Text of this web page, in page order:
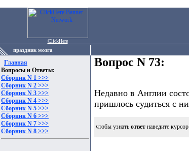
ClickHere
праздник мозга
Главная
Вопросы и Ответы:
Сборник N 1 >>>
Сборник N 2 >>>
Сборник N 3 >>>
Сборник N 4 >>>
Сборник N 5 >>>
Сборник N 6 >>>
Сборник N 7 >>>
Сборник N 8 >>>
Вопрос N 73:
Недавно в Англии
пришлось судиться с
чтобы узнать ответ наведите